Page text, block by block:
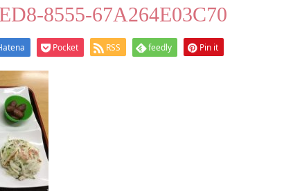
8555-67A264E03C70
Pocket RSS feedly Pin it